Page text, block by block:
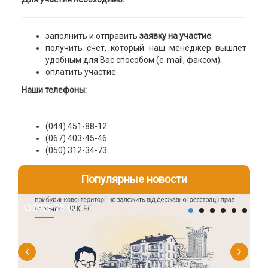
заполнить и отправить заявку на участие;
получить счет, который наш менеджер вышлет
удобным для Вас способом (e-mail, факсом);
оплатить участие.
Наши телефоны:
(044) 451-88-12
(067) 403-45-46
(050) 312-34-73
Популярные новости
2026-08-07